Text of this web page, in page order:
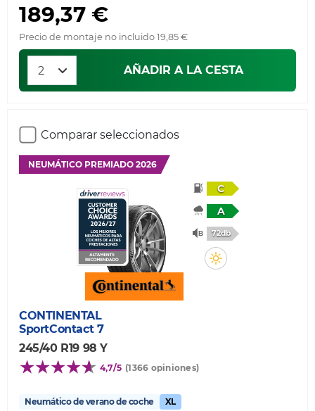
189,37 €
Precio de montaje no incluido 19,85 €
AÑADIR A LA CESTA
Comparar seleccionados
NEUMÁTICO PREMIADO 2026
C
A
72db
CONTINENTAL
SportContact 7
245/40 R19 98 Y
4,7/5 (1366 opiniones)
Neumático de verano de coche XL